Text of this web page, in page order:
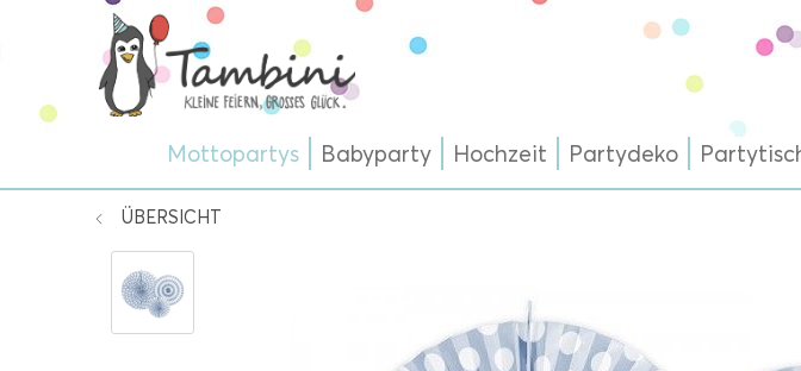
Mottopartys Babyparty Hochzeit Partydeko
ÜBERSICHT